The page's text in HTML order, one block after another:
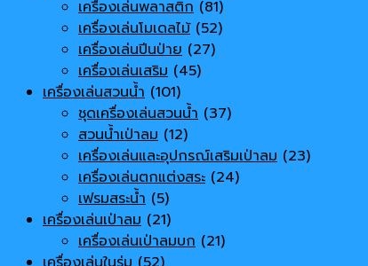
เครื่องเล่นพลาสติก (81)
เครื่องเล่นโมเดลไม้ (52)
เครื่องเล่นปีนป่าย (27)
เครื่องเล่นเสริม (45)
เครื่องเล่นสวนน้ำ (101)
ชุดเครื่องเล่นสวนน้ำ (37)
สวนน้ำเป่าลม (12)
เครื่องเล่นและอุปกรณ์เสริมเป่าลม (23)
เครื่องเล่นตกแต่งสระ (24)
เฟรมสระน้ำ (5)
เครื่องเล่นเป่าลม (21)
เครื่องเล่นเป่าลมบก (21)